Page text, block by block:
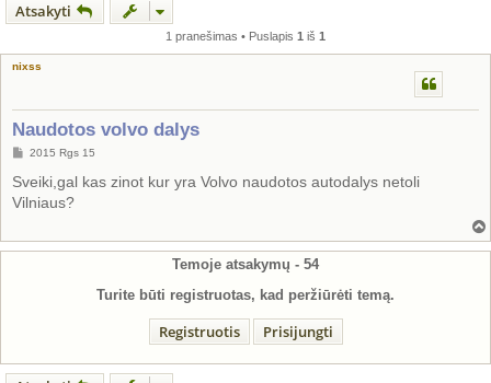
Atsakyti
1 pranešimas • Puslapis 1 iš 1
nixss
Naudotos volvo dalys
S
a
n
d
t
2015 Rgs 15
Sveiki,gal kas zinot kur yra Volvo naudotos autodalys netoli
Vilniaus?
i
Temoje atsakymų - 54
Turite būti registruotas, kad peržiūrėti temą.
Registruotis Prisijungti